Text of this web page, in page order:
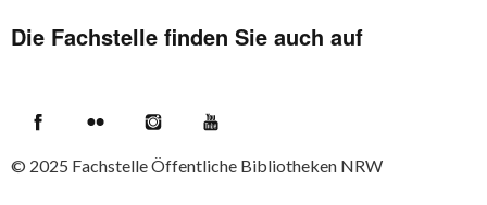
Die Fachstelle finden Sie auch auf
© 2025 Fachstelle Öffentliche Bibliotheken NRW